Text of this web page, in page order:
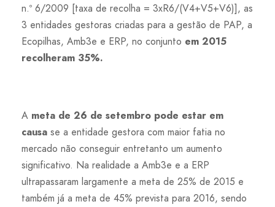
n.º 6/2009 [taxa de recolha = 3xR6/(V4+V5+V6)], as
3 entidades gestoras criadas para a gestão de PAP, a
Ecopilhas, Amb3e e ERP, no conjunto em 2015
recolheram 35%.
A meta de 26 de setembro pode estar em
causa se a entidade gestora com maior fatia no
mercado não conseguir entretanto um aumento
significativo. Na realidade a Amb3e e a ERP
ultrapassaram largamente a meta de 25% de 2015 e
também já a meta de 45% prevista para 2016, sendo